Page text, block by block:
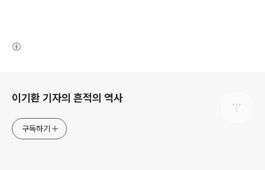
이기환 기자의 흔적의 역사
구독하기